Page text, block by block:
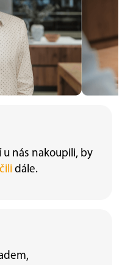
u nás nakoupili, by
dále.